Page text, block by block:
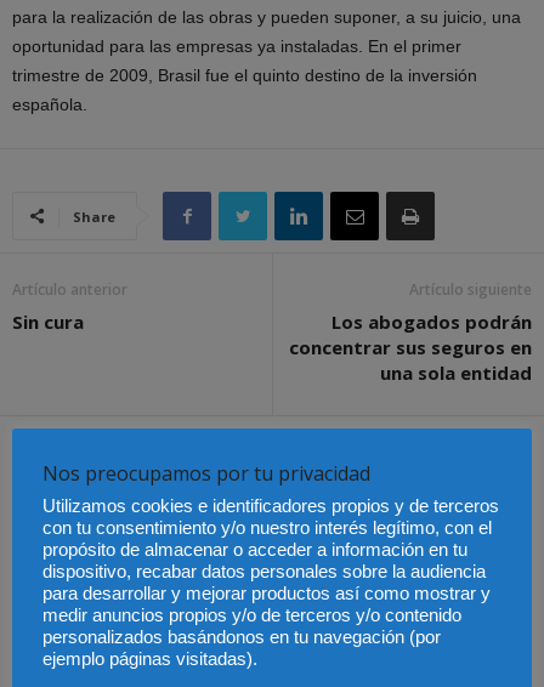
para la realización de las obras y pueden suponer, a su juicio, una
oportunidad para las empresas ya instaladas. En el primer
trimestre de 2009, Brasil fue el quinto destino de la inversión
española.
Share
Artículo anterior
Sin cura
Artículo siguiente
Los abogados podrán
concentrar sus seguros en
una sola entidad
Cómo proteger tu
propiedad intelectual en
el extranjero: claves
lingüísticas y jurídicas
El Pleno del CGPJ
aprueba el informe al
anteproyecto de Ley de
Familias por
Últimas modificaciones
en la Ley de Sociedades
de Capital
Nos preocupamos por tu privacidad
Utilizamos cookies e identificadores propios y de terceros
con tu consentimiento y/o nuestro interés legítimo, con el
propósito de almacenar o acceder a información en tu
dispositivo, recabar datos personales sobre la audiencia
para desarrollar y mejorar productos así como mostrar y
medir anuncios propios y/o de terceros y/o contenido
personalizados basándonos en tu navegación (por
ejemplo páginas visitadas).